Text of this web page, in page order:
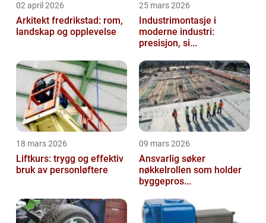
02 april 2026
Arkitekt fredrikstad: rom,
landskap og opplevelse
25 mars 2026
Industrimontasje i
moderne industri:
presisjon, si...
18 mars 2026
Liftkurs: trygg og effektiv
bruk av personløftere
09 mars 2026
Ansvarlig søker
nøkkelrollen som holder
byggepros...